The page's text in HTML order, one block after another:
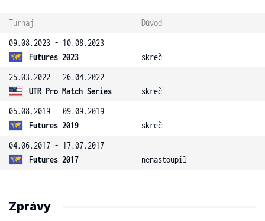
Turnaj
Důvod
09.08.2023 - 10.08.2023
Futures 2023
skreč
25.03.2022 - 26.04.2022
UTR Pro Match Series
skreč
05.08.2019 - 09.09.2019
Futures 2019
skreč
04.06.2017 - 17.07.2017
Futures 2017
nenastoupil
Zprávy